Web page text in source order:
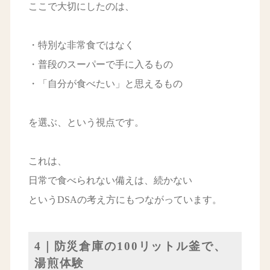
ここで大切にしたのは、
・特別な非常食ではなく
・普段のスーパーで手に入るもの
・「自分が食べたい」と思えるもの
を選ぶ、という視点です。
これは、
日常で食べられない備えは、続かない
というDSAの考え方にもつながっています。
4｜防災倉庫の100リットル釜で、
湯煎体験